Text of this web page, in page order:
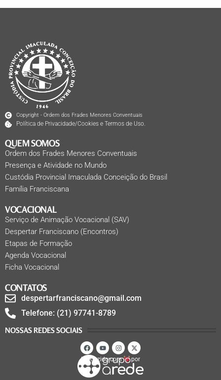
Copyright - Ordem dos Frades Menores Conventuais
Política de Privacidade/Cookies e Termos de Uso.
QUEM SOMOS
Ordem dos Frades Menores Conventuais
Presença e Atividade no Mundo
Custódia Provincial Imaculada Conceição do Brasil
Família Franciscana
VOCACIONAL
Serviço de Animação Vocacional (SAV)
Despertar Franciscano (Encontros)
Etapas de Formação
Agenda Vocacional
Ficha Vocacional
CONTATOS
despertarfranciscano@gmail.com
Telefone: (21) 97741-8789
NOSSAS REDES SOCIAIS
Produzido com por